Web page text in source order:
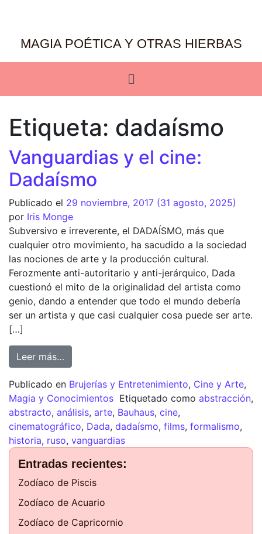
MAGIA POÉTICA Y OTRAS HIERBAS
Etiqueta: dadaísmo
Vanguardias y el cine:
Dadaísmo
Publicado el 29 noviembre, 2017 (31 agosto, 2025)
por Iris Monge
Subversivo e irreverente, el DADAÍSMO, más que
cualquier otro movimiento, ha sacudido a la sociedad
las nociones de arte y la producción cultural.
Ferozmente anti-autoritario y anti-jerárquico, Dada
cuestionó el mito de la originalidad del artista como
genio, dando a entender que todo el mundo debería
ser un artista y que casi cualquier cosa puede ser arte.
[…]
Leer más…
Publicado en Brujerías y Entretenimiento, Cine y Arte,
Magia y Conocimientos Etiquetado como abstracción,
abstracto, análisis, arte, Bauhaus, cine,
cinematográfico, Dada, dadaísmo, films, formalismo,
historia, ruso, vanguardias
Entradas recientes:
Zodíaco de Piscis
Zodíaco de Acuario
Zodíaco de Capricornio